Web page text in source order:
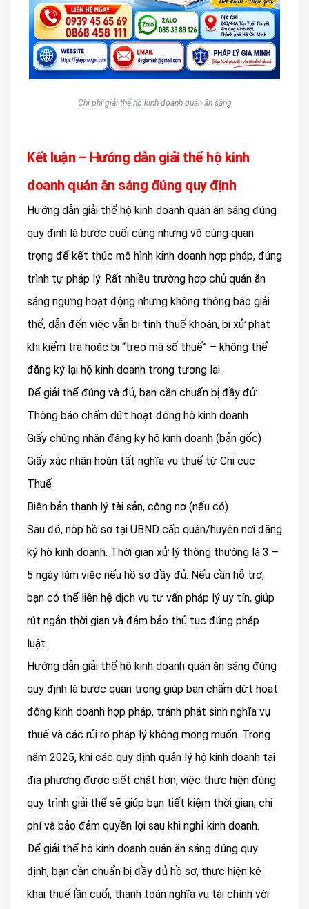
Chi phí giải thể hộ kinh doanh quán ăn sáng
Kết luận – Hướng dẫn giải thể hộ kinh
doanh quán ăn sáng đúng quy định
Hướng dẫn giải thể hộ kinh doanh quán ăn sáng đúng
quy định là bước cuối cùng nhưng vô cùng quan
trọng để kết thúc mô hình kinh doanh hợp pháp, đúng
trình tự pháp lý. Rất nhiều trường hợp chủ quán ăn
sáng ngưng hoạt động nhưng không thông báo giải
thể, dẫn đến việc vẫn bị tính thuế khoán, bị xử phạt
khi kiểm tra hoặc bị “treo mã số thuế” – không thể
đăng ký lại hộ kinh doanh trong tương lai.
Để giải thể đúng và đủ, bạn cần chuẩn bị đầy đủ:
Thông báo chấm dứt hoạt động hộ kinh doanh
Giấy chứng nhận đăng ký hộ kinh doanh (bản gốc)
Giấy xác nhận hoàn tất nghĩa vụ thuế từ Chi cục
Thuế
Biên bản thanh lý tài sản, công nợ (nếu có)
Sau đó, nộp hồ sơ tại UBND cấp quận/huyện nơi đăng
ký hộ kinh doanh. Thời gian xử lý thông thường là 3 –
5 ngày làm việc nếu hồ sơ đầy đủ. Nếu cần hỗ trợ,
bạn có thể liên hệ dịch vụ tư vấn pháp lý uy tín, giúp
rút ngắn thời gian và đảm bảo thủ tục đúng pháp
luật.
Hướng dẫn giải thể hộ kinh doanh quán ăn sáng đúng
quy định là bước quan trọng giúp bạn chấm dứt hoạt
động kinh doanh hợp pháp, tránh phát sinh nghĩa vụ
thuế và các rủi ro pháp lý không mong muốn. Trong
năm 2025, khi các quy định quản lý hộ kinh doanh tại
địa phương được siết chặt hơn, việc thực hiện đúng
quy trình giải thể sẽ giúp bạn tiết kiệm thời gian, chi
phí và bảo đảm quyền lợi sau khi nghỉ kinh doanh.
Để giải thể hộ kinh doanh quán ăn sáng đúng quy
định, bạn cần chuẩn bị đầy đủ hồ sơ, thực hiện kê
khai thuế lần cuối, thanh toán nghĩa vụ tài chính với